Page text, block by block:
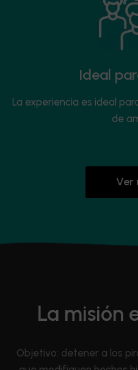
Ideal
La experiencia es ideal
de
Ver
La misión
Objetivo: detener a los